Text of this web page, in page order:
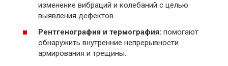
изменение вибраций и колебаний с целью
выявления дефектов.
Рентгенография и термография: помогают
обнаружить внутренние непрерывности
армирования и трещины.